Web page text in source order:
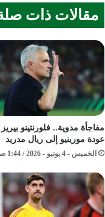
مقالات ذات
مفاجأة مدوية.. فلورنتينو
عودة مورينيو إلى ريال مدريد
الخميس - 4 يونيو - 2026 / 1:44 صباحًا